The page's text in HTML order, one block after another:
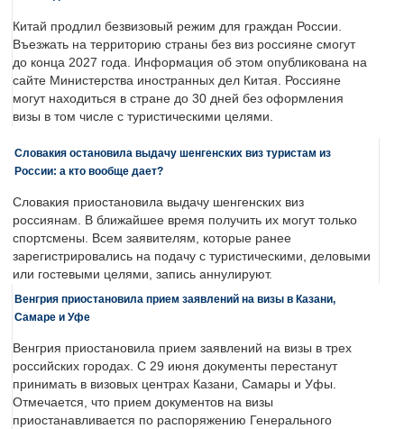
Китай продлил безвизовый режим для граждан России.
Въезжать на территорию страны без виз россияне смогут
до конца 2027 года. Информация об этом опубликована на
сайте Министерства иностранных дел Китая. Россияне
могут находиться в стране до 30 дней без оформления
визы в том числе с туристическими целями.
Словакия остановила выдачу шенгенских виз туристам из
России: а кто вообще дает?
Словакия приостановила выдачу шенгенских виз
россиянам. В ближайшее время получить их могут только
спортсмены. Всем заявителям, которые ранее
зарегистрировались на подачу с туристическими, деловыми
или гостевыми целями, запись аннулируют.
Венгрия приостановила прием заявлений на визы в Казани,
Самаре и Уфе
Венгрия приостановила прием заявлений на визы в трех
российских городах. С 29 июня документы перестанут
принимать в визовых центрах Казани, Самары и Уфы.
Отмечается, что прием документов на визы
приостанавливается по распоряжению Генерального